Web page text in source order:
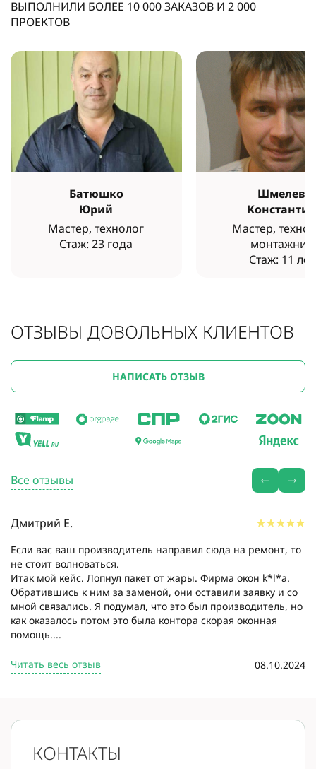
ВЫПОЛНИЛИ БОЛЕЕ 10 000ЗАКАЗОВ И 2 000
ПРОЕКТОВ
Батюшко
Юрий
Мастер, технолог
Стаж: 23 года
Шмелев
Константин
Мастер,
монтажник
Стаж: 11 лет
ОТЗЫВЫ ДОВОЛЬНЫХ КЛИЕНТОВ
НАПИСАТЬ ОТЗЫВ
Все отзывы
Дмитрий Е.
Если вас ваш производитель направил сюда на ремонт, то
не стоит волноваться.
Итак мой кейс. Лопнул пакет от жары. Фирма окон k*l*a.
Обратившись к ним за заменой, они оставили заявку и со
мной связались. Я подумал, что это был производитель, но
как оказалось потом это была контора скорая оконная
помощь....
Читать весь отзыв 08.10.2024
КОНТАКТЫ